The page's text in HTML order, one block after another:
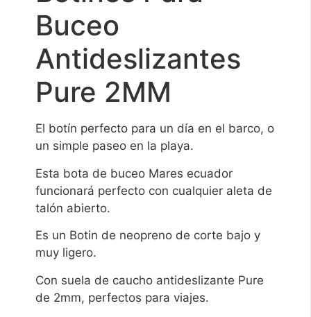
Buceo
Antideslizantes
Pure 2MM
El botín perfecto para un día en el barco, o
un simple paseo en la playa.
Esta bota de buceo Mares ecuador
funcionará perfecto con cualquier aleta de
talón abierto.
Es un Botin de neopreno de corte bajo y
muy ligero.
Con suela de caucho antideslizante Pure
de 2mm, perfectos para viajes.